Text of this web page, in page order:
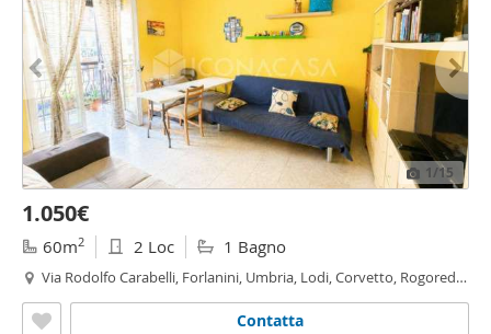
1/15
1.050€
60m2 2 Loc 1 Bagno
Via Rodolfo Carabelli, Forlanini, Umbria, Lodi, Corvetto, Rogoredo,
Contatta